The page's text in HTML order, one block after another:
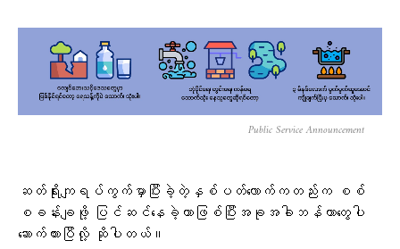
Public Service Announcement
ဆတ်ရိုးကျရပ်ကွက်မှာပြီးခဲ့တဲ့နှစ်ပတ်လောက်ကတည်းက စစ်
စခန်းချဖို့ ပြင်ဆင်နေခဲ့တာဖြစ်ပြီးအခုအခါဘန်ကာတွေပါ
ဆောက်ထားပြီလို့ ဆိုပါတယ်။